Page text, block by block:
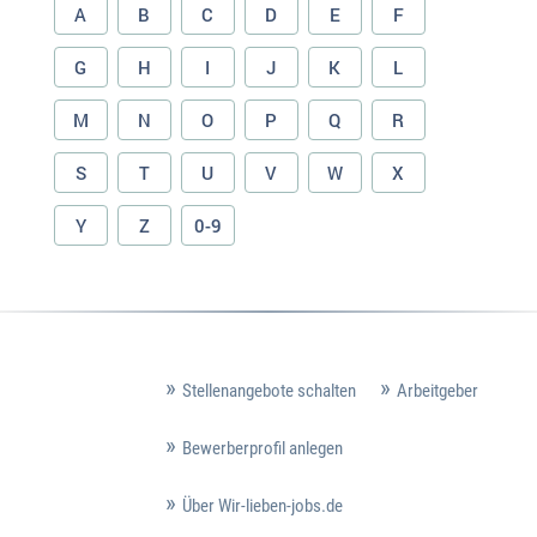
A B C D E F
G H I J K L
M N O P Q R
S T U V W X
Y Z 0-9
Stellenangebote schalten Arbeitgeber
Bewerberprofil anlegen
Über Wir-lieben-jobs.de